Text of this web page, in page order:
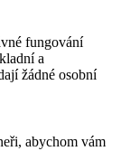
fungování
a
žádné osobní
abychom vám